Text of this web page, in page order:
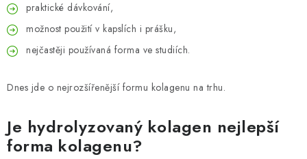
praktické dávkování,
možnost použití v kapslích i prášku,
nejčastěji používaná forma ve studiích.
Dnes jde o nejrozšířenější formu kolagenu na trhu.
Je hydrolyzovaný kolagen nejlepší
forma kolagenu?